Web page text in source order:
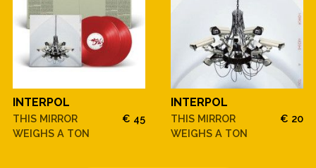
INTERPOL
THIS MIRROR
WEIGHS A TON
€ 45
INTERPOL
THIS MIRROR
WEIGHS A TON
€ 20